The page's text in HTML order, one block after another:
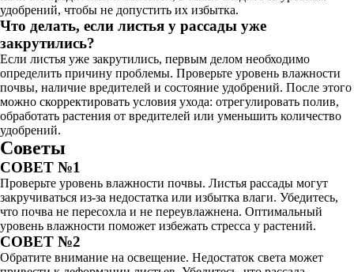
удобрений, чтобы не допустить их избытка.
Что делать, если листья у рассады уже
закрутились?
Если листья уже закрутились, первым делом необходимо
определить причину проблемы. Проверьте уровень влажности
почвы, наличие вредителей и состояние удобрений. После этого
можно скорректировать условия ухода: отрегулировать полив,
обработать растения от вредителей или уменьшить количество
удобрений.
Советы
СОВЕТ №1
Проверьте уровень влажности почвы. Листья рассады могут
закручиваться из-за недостатка или избытка влаги. Убедитесь,
что почва не пересохла и не переувлажнена. Оптимальный
уровень влажности поможет избежать стресса у растений.
СОВЕТ №2
Обратите внимание на освещение. Недостаток света может